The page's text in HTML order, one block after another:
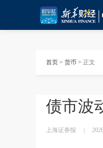
首页 > 货币 > 正文
债市波
上海证券报